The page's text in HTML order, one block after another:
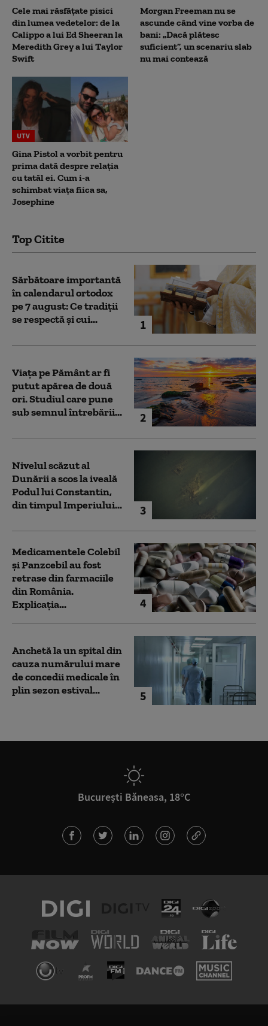
Cele mai răsfățate pisici
din lumea vedetelor: de la
Calippo a lui Ed Sheeran la
Meredith Grey a lui Taylor
Swift
Morgan Freeman nu se
ascunde când vine vorba de
bani: „Dacă plătesc
suficient”, un scenariu slab
nu mai contează
UTV
Gina Pistol a vorbit pentru
prima dată despre relația
cu tatăl ei. Cum i-a
schimbat viața fiica sa,
Josephine
Top Citite
1
Sărbătoare importantă
în calendarul ortodox
pe 7 august: Ce tradiții
se respectă și cui...
2
Viața pe Pământ ar fi
putut apărea de două
ori. Studiul care pune
sub semnul întrebării...
3
Nivelul scăzut al
Dunării a scos la iveală
Podul lui Constantin,
din timpul Imperiului...
4
Medicamentele Colebil
și Panzcebil au fost
retrase din farmaciile
din România.
Explicația...
5
Anchetă la un spital din
cauza numărului mare
de concedii medicale în
plin sezon estival...
București Băneasa, 18°C